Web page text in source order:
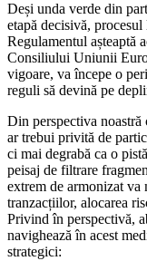
Deși unda verde din
etapă decisivă,
Regulamentul așteaptă
Consiliului Uniunii
vigoare, va începe o
reguli să devină pe
Din perspectiva noastră
ar trebui privită de
ci mai degrabă ca o
peisaj de filtrare
extrem de armonizat va
tranzacțiilor, alocarea
Privind în perspectivă,
navighează în acest
strategici: